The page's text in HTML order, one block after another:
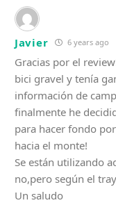
Javier 6 years ago
Gracias por el
bici gravel y tenía
información de
finalmente he
para hacer fondo
hacia el monte!
Se están utilizando
no,pero según el
Un saludo